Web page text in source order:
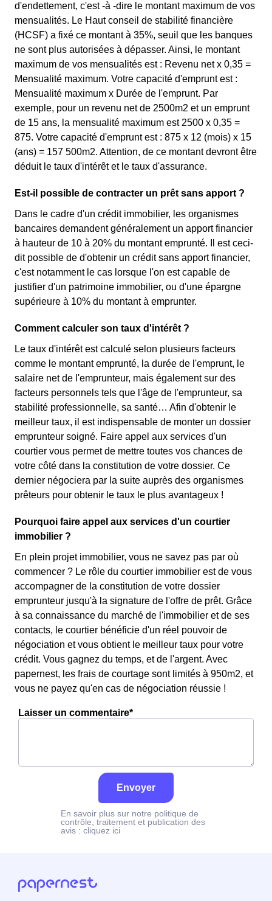
d'endettement, c'est -à -dire le montant maximum de vos
mensualités. Le Haut conseil de stabilité financière
(HCSF) a fixé ce montant à 35%, seuil que les banques
ne sont plus autorisées à dépasser. Ainsi, le montant
maximum de vos mensualités est : Revenu net x 0,35 =
Mensualité maximum. Votre capacité d'emprunt est :
Mensualité maximum x Durée de l'emprunt. Par
exemple, pour un revenu net de 2500m2 et un emprunt
de 15 ans, la mensualité maximum est 2500 x 0,35 =
875. Votre capacité d'emprunt est : 875 x 12 (mois) x 15
(ans) = 157 500m2. Attention, de ce montant devront être
déduit le taux d'intérêt et le taux d'assurance.
Est-il possible de contracter un prêt sans apport ?
Dans le cadre d'un crédit immobilier, les organismes
bancaires demandent généralement un apport financier
à hauteur de 10 à 20% du montant emprunté. Il est ceci-
dit possible de d'obtenir un crédit sans apport financier,
c'est notamment le cas lorsque l'on est capable de
justifier d'un patrimoine immobilier, ou d'une épargne
supérieure à 10% du montant à emprunter.
Comment calculer son taux d'intérêt ?
Le taux d'intérêt est calculé selon plusieurs facteurs
comme le montant emprunté, la durée de l'emprunt, le
salaire net de l'emprunteur, mais également sur des
facteurs personnels tels que l'âge de l'emprunteur, sa
stabilité professionnelle, sa santé… Afin d'obtenir le
meilleur taux, il est indispensable de monter un dossier
emprunteur soigné. Faire appel aux services d'un
courtier vous permet de mettre toutes vos chances de
votre côté dans la constitution de votre dossier. Ce
dernier négociera par la suite auprès des organismes
prêteurs pour obtenir le taux le plus avantageux !
Pourquoi faire appel aux services d'un courtier
immobilier ?
En plein projet immobilier, vous ne savez pas par où
commencer ? Le rôle du courtier immobilier est de vous
accompagner de la constitution de votre dossier
emprunteur jusqu'à la signature de l'offre de prêt. Grâce
à sa connaissance du marché de l'immobilier et de ses
contacts, le courtier bénéficie d'un réel pouvoir de
négociation et vous obtient le meilleur taux pour votre
crédit. Vous gagnez du temps, et de l'argent. Avec
papernest, les frais de courtage sont limités à 950m2, et
vous ne payez qu'en cas de négociation réussie !
Laisser un commentaire*
Envoyer
En savoir plus sur notre politique de
contrôle, traitement et publication des
avis : cliquez ici